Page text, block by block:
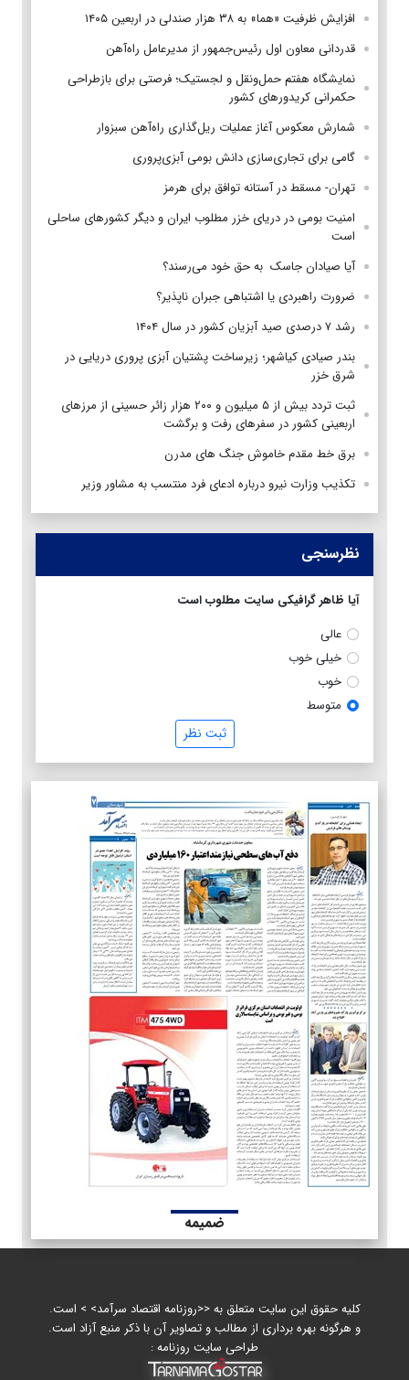
افزایش ظرفیت «هما» به ۳۸ هزار صندلی در اربعین ۱۴۰۵
قدردانی معاون اول رئیس‌جمهور از مدیرعامل راه‌آهن
نمایشگاه هفتم حمل‌ونقل و لجستیک؛ فرصتی برای بازطراحی
حکمرانی کریدورهای کشور
شمارش معکوس آغاز عملیات ریل‌گذاری راه‌آهن سبزوار
گامی برای تجاری‌سازی دانش بومی آبزی‌پروری
تهران- مسقط در آستانه توافق برای هرمز
امنیت بومی در دریای خزر مطلوب ایران و دیگر کشورهای ساحلی
است
آیا صیادان جاسک به حق خود می‌رسند؟
ضرورت راهبردی یا اشتباهی جبران ناپذیر؟
رشد ۷ درصدی صید آبزیان کشور در سال ۱۴۰۴
بندر صیادی کیاشهر؛ زیرساخت پشتیان آبزی پروری دریایی در
شرق خزر
ثبت تردد بیش از ۵ میلیون و ۲۰۰ هزار زائر حسینی از مرزهای
اربعینی کشور در سفرهای رفت و برگشت
برق خط مقدم خاموش جنگ های مدرن
تکذیب وزارت نیرو درباره ادعای فرد منتسب به مشاور وزیر
نظرسنجی
آیا ظاهر گرافیکی سایت مطلوب است
عالی
خیلی خوب
خوب
متوسط
ثبت نظر
ضمیمه
کلیه حقوق این سایت متعلق به <<روزنامه اقتصاد سرآمد> > است.
و هرگونه بهره برداری از مطالب و تصاویر آن با ذکر منبع آزاد است.
طراحی سایت روزنامه :